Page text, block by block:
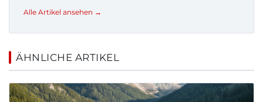
Alle Artikel ansehen →
ÄHNLICHE ARTIKEL